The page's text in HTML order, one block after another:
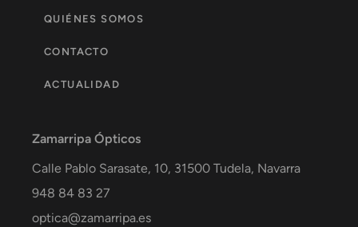
QUIÉNES SOMOS
CONTACTO
ACTUALIDAD
Zamarripa Ópticos
Calle Pablo Sarasate, 10, 31500 Tudela, Navarra
948 84 83 27
optica@zamarripa.es